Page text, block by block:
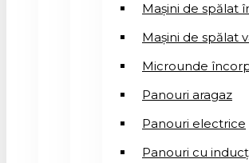
Mașini de spălat
Mașini de spălat
Microunde
Panouri aragaz
Panouri electrice
Panouri cu